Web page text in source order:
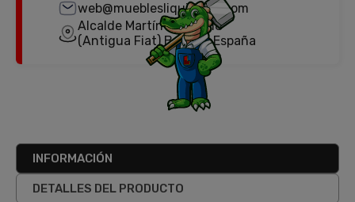
web@mueblesliquidator.com
Alcalde Martín Cobos, 18
(Antigua Fiat) Burgos, España
INFORMACIÓN
DETALLES DEL PRODUCTO